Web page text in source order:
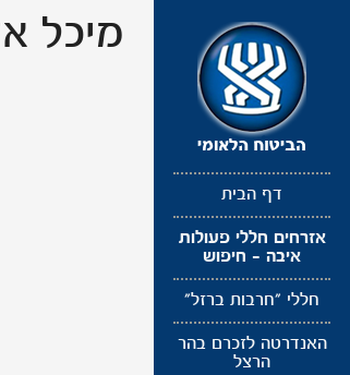
דף הבית
אזרחים חללי פעולות
איבה - חיפוש
חללי "חרבות ברזל"
האנדרטה לזכרם בהר
הרצל
מיכל